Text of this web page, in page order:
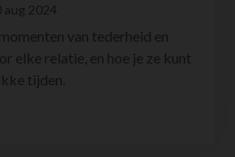
aug 2024
van tederheid en
elke relatie, en hoe je ze kunt
tijden.